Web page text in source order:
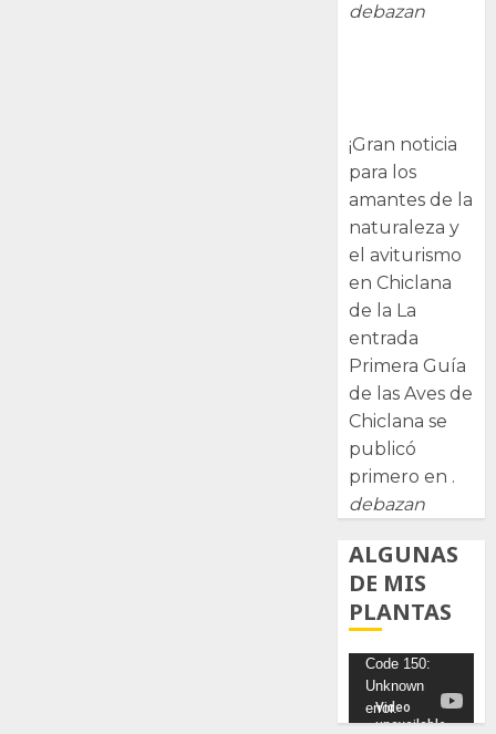
debazan
¡Gran noticia
para los
amantes de la
naturaleza y
el aviturismo
en Chiclana
de la La
entrada
Primera Guía
de las Aves de
Chiclana se
publicó
primero en .
debazan
ALGUNAS
DE MIS
PLANTAS
Reproductor
de
vídeo
Code 150:
Unknown
error.